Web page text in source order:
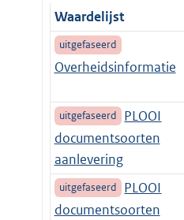
Waardelijst
uitgefaseerd
Overheidsinformatie
uitgefaseerd
PLOOI
documentsoorten
aanlevering
uitgefaseerd
PLOOI
documentsoorten